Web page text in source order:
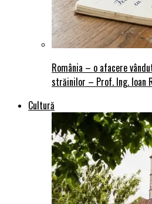
România – o afacere
străinilor – Prof. Ing. Ioan
Cultură